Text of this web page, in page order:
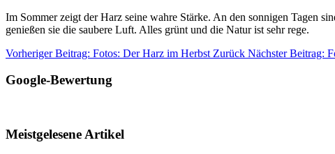
Im Sommer zeigt der Harz seine wahre Stärke. An den sonnigen Tagen
genießen sie die saubere Luft. Alles grünt und die Natur ist sehr rege.
Vorheriger Beitrag: Fotos: Der Harz im Herbst Zurück Nächster Beitrag:
Google-Bewertung
Meistgelesene Artikel